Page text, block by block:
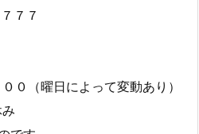
７７７
（曜日によって変動あり）